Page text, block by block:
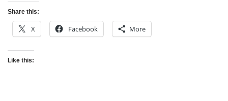
Share this:
X Facebook More
Like this: